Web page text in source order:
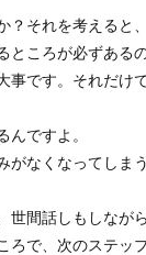
？それを考えると、
ところが必ずあるの
事です。それだけ
んですよ。
がなくなってしま
世間話しもしなが
ろで、次のステップ